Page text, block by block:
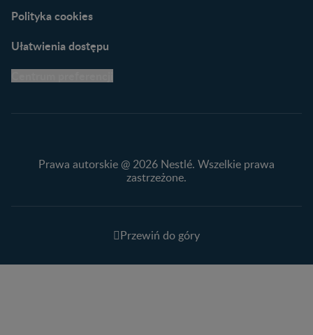
Polityka cookies
Ułatwienia dostępu
Prawa autorskie @ 2026 Nestlé. Wszelkie prawa
zastrzeżone.
Przewiń do góry